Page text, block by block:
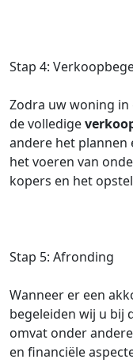
Stap 4:
Zodra uw woning
de volledige
andere het plannen
het voeren van
kopers en het
Stap 5: Afronding
Wanneer er een
begeleiden wij u bij
omvat onder
en financiële